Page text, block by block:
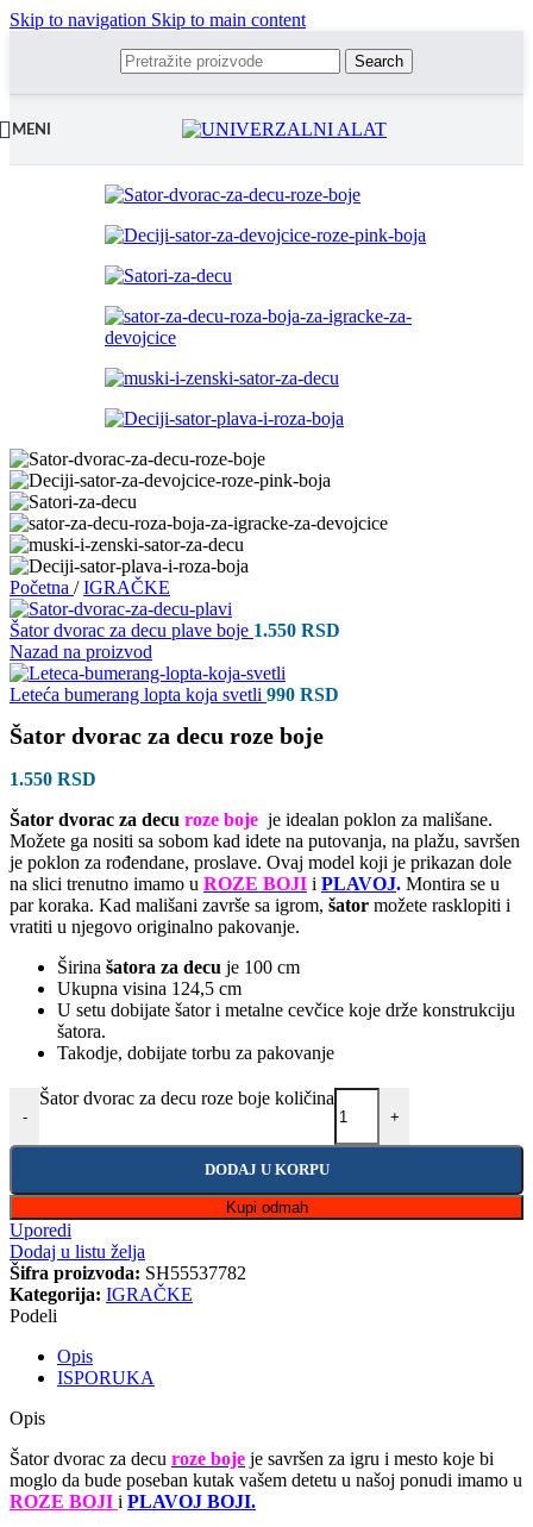
Skip to navigation Skip to main content
Search
MENI
Početna / IGRAČKE
Šator dvorac za decu plave boje 1.550 RSD
Nazad na proizvod
Leteća bumerang lopta koja svetli 990 RSD
Šator dvorac za decu roze boje
1.550 RSD
Šator dvorac za decu roze boje je idealan poklon za mališane.
Možete ga nositi sa sobom kad idete na putovanja, na plažu, savršen
je poklon za rođendane, proslave. Ovaj model koji je prikazan dole
na slici trenutno imamo u ROZE BOJI i PLAVOJ. Montira se u
par koraka. Kad mališani završe sa igrom, šator možete rasklopiti i
vratiti u njegovo originalno pakovanje.
Širina šatora za decu je 100 cm
Ukupna visina 124,5 cm
U setu dobijate šator i metalne cevčice koje drže konstrukciju
šatora.
Takodje, dobijate torbu za pakovanje
-
Šator dvorac za decu roze boje količina
+
DODAJ U KORPU
Kupi odmah
Uporedi
Dodaj u listu želja
Šifra proizvoda: SH55537782
Kategorija: IGRAČKE
Podeli
Opis
ISPORUKA
Opis
Šator dvorac za decu roze boje je savršen za igru i mesto koje bi
moglo da bude poseban kutak vašem detetu u našoj ponudi imamo u
ROZE BOJI i PLAVOJ BOJI.